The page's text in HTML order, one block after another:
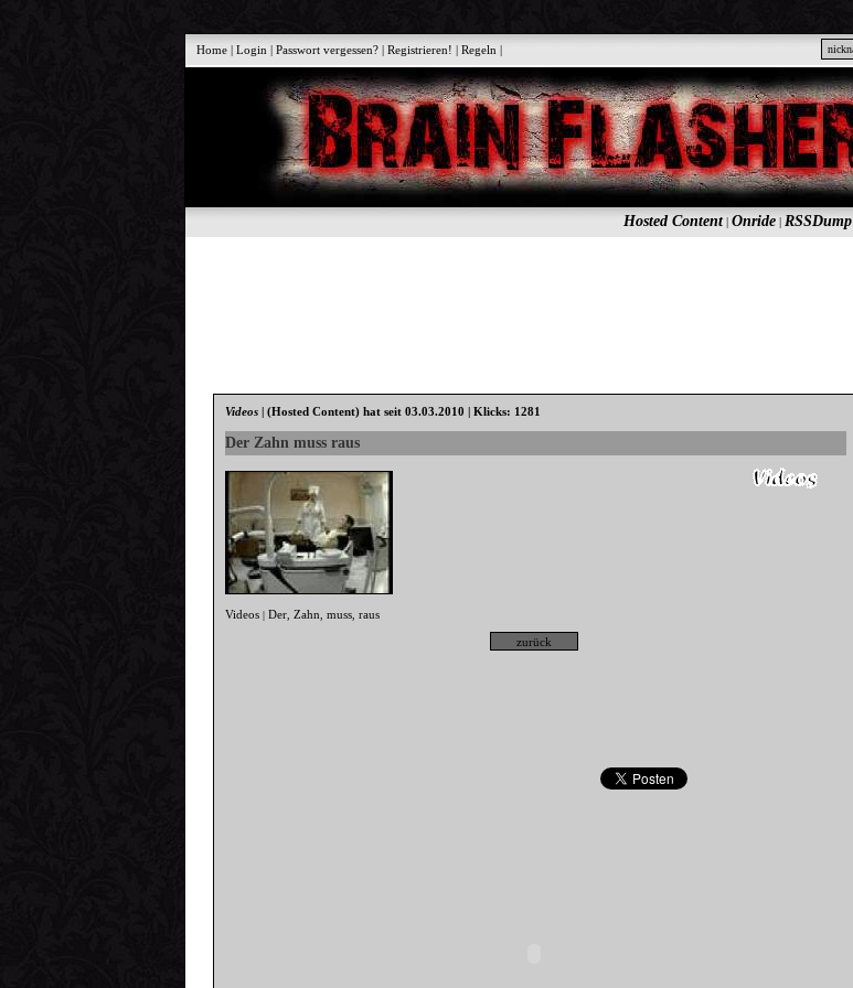
Home |Login |Passwort vergessen? |Registrieren! |Regeln |
Hosted Content| Onride| RSSDump
Videos |(Hosted Content) hat seit 03.03.2010 | Klicks: 1281
Der Zahn muss raus
Videos |Der ,Zahn ,muss ,raus